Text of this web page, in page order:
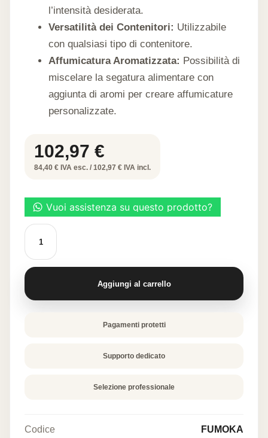
l’intensità desiderata.
Versatilità dei Contenitori: Utilizzabile
con qualsiasi tipo di contenitore.
Affumicatura Aromatizzata: Possibilità di
miscelare la segatura alimentare con
aggiunta di aromi per creare affumicature
personalizzate.
102,97 €
84,40 € IVA esc. / 102,97 € IVA incl.
FUMOKA-
AFFUMICATORE
ESPRESSO
PORTATILE
quantità
Aggiungi al carrello
Pagamenti protetti
Supporto dedicato
Selezione professionale
Codice FUMOKA